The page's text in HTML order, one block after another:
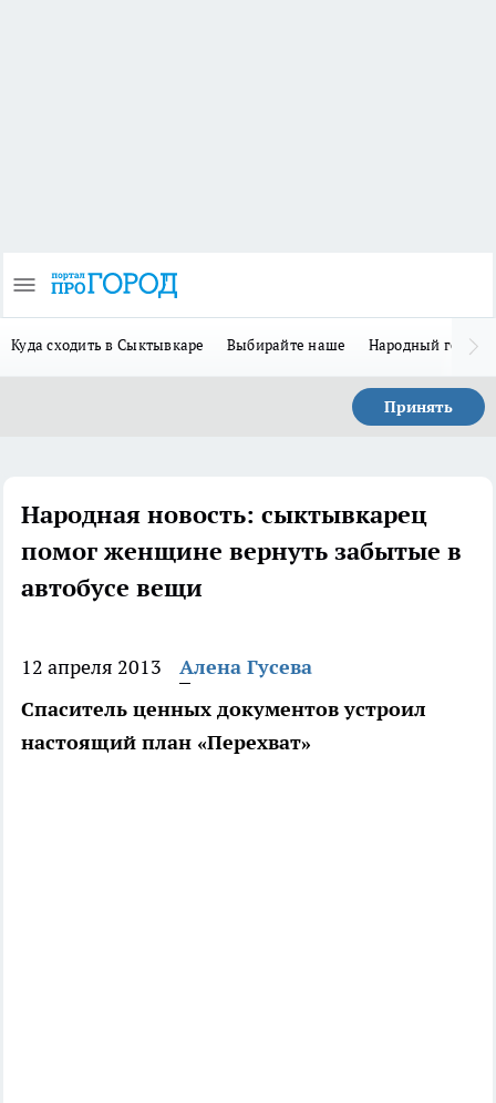
Куда сходить в Сыктывкаре Выбирайте наше Народный герой-
Принять
Народная новость: сыктывкарец
помог женщине вернуть забытые в
автобусе вещи
12 апреля 2013
Алена Гусева
Спаситель ценных документов устроил
настоящий план «Перехват»